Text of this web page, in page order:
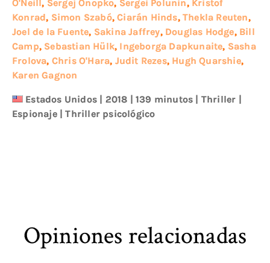
O'Neill, Sergej Onopko, Sergei Polunin, Kristof
Konrad, Simon Szabó,Ciarán Hinds,Thekla Reuten,
Joel de la Fuente, Sakina Jaffrey, Douglas Hodge, Bill
Camp, Sebastian Hülk, Ingeborga Dapkunaite, Sasha
Frolova, Chris O'Hara, Judit Rezes, Hugh Quarshie,
Karen Gagnon
Estados Unidos | 2018 | 139 minutos | Thriller |
Espionaje|Thriller psicológico
Opiniones relacionadas